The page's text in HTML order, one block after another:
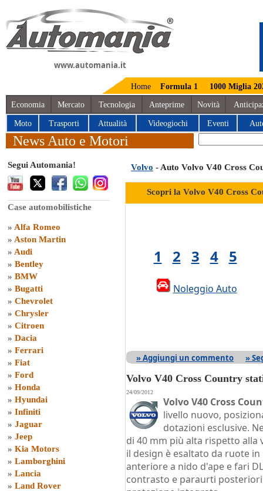
www.automania.it
Home Formula 1 1000 Miglia
Economia Mercato Tecnologia Anteprime Novità
Moto Trasporti Attualità Videogiochi Eventi
News Auto e Motori
Segui Automania!
Case automobilistiche
» Alfa Romeo
» Aston Martin
» Audi
» Bentley
» BMW
» Bugatti
» Chevrolet
» Chrysler
» Citroen
» Dacia
» Ferrari
» Fiat
» Ford
» Honda
» Hyundai
» Infiniti
» Jaguar
» Jeep
» Kia Motors
» Lamborghini
» Lancia
» Land Rover
Volvo - Auto Volvo V40 Cross
Scopri la Volvo V40 Cross
1 2 3 4 5
Noleggio Auto
» Aggiungi un commento »
Volvo V40 Cross Country
24/09/2012
Volvo V40 Cross
livello nuovo,
dotazioni esclusive.
di 40 mm più alta rispetto alla
il design è esaltato da ruote
anteriore a nido d'ape e fari
contrasto e paraurti